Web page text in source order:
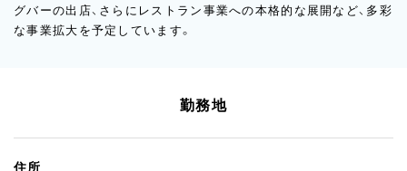
グバーの出店、さらにレストラン事業への本格的な展開など、多彩
な事業拡大を予定しています。
勤務地
住所